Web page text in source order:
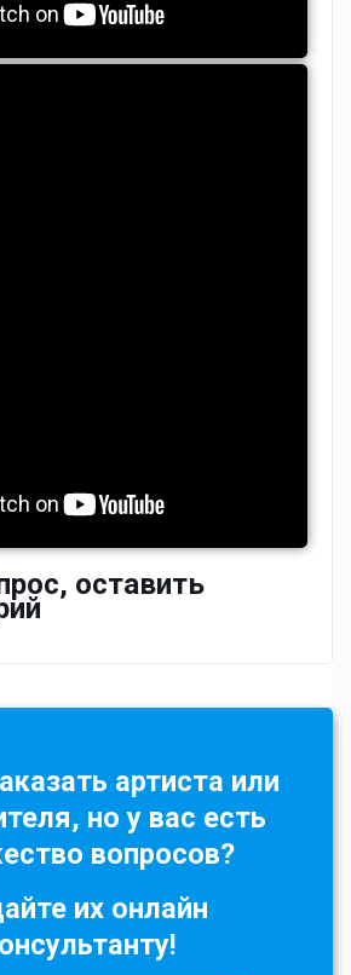
оставить
артиста или
но у вас есть
вопросов?
их онлайн